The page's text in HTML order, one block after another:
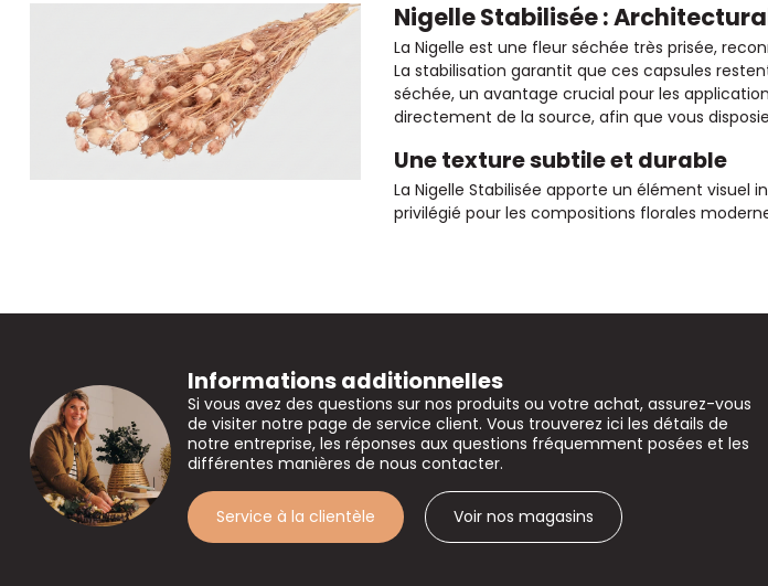
Nigelle Stabilisée :
La Nigelle est une fleur séchée très prisée,
La stabilisation garantit que ces capsules
séchée, un avantage crucial pour les
directement de la source, afin que vous
Une texture subtile et durable
La Nigelle Stabilisée apporte un élément
privilégié pour les compositions florales
Informations additionnelles
Si vous avez des questions sur nos produits ou votre achat, assurez-vous
de visiter notre page de service client. Vous trouverez ici les détails de
notre entreprise, les réponses aux questions fréquemment posées et les
différentes manières de nous contacter.
Service à la clientèle Voir nos magasins